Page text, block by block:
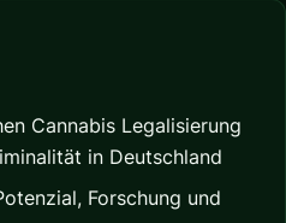
Cannabis Legalisierung
in Deutschland
Forschung und